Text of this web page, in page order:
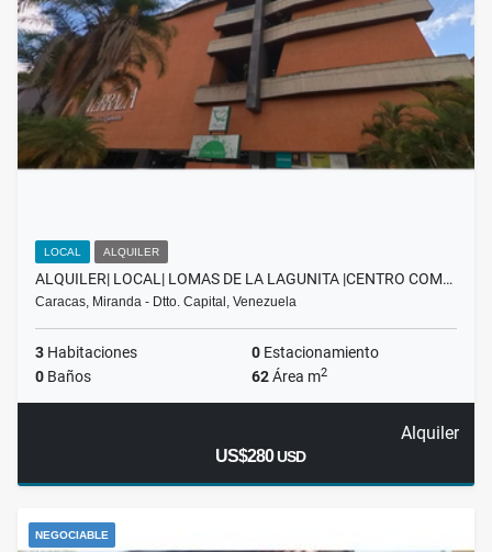
LOCAL ALQUILER
ALQUILER| LOCAL| LOMAS DE LA LAGUNITA |CENTRO COM…
Caracas, Miranda - Dtto. Capital, Venezuela
3 Habitaciones 0 Estacionamiento
0 Baños 62Área m2
Alquiler
US$280USD
NEGOCIABLE